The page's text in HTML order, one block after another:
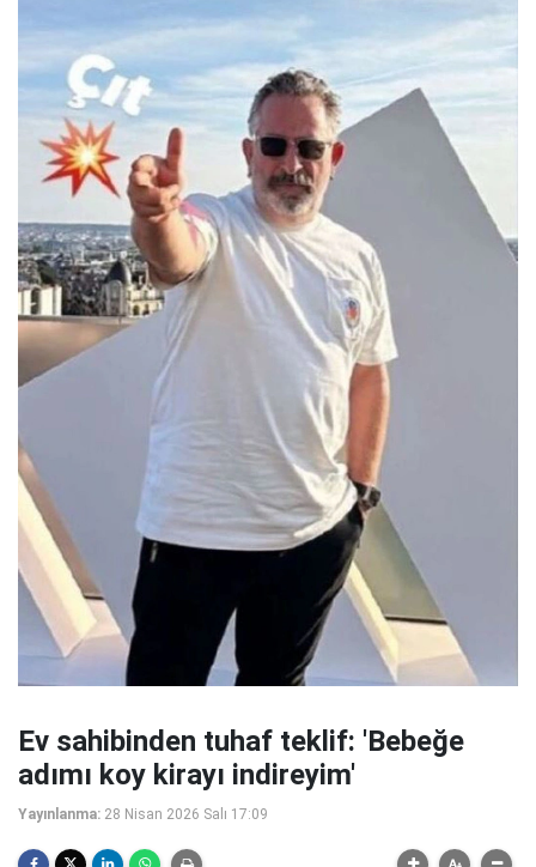
Ev sahibinden tuhaf teklif: 'Bebeğe
adımı koy kirayı indireyim'
Yayınlanma: 28 Nisan 2026 Salı 17:09